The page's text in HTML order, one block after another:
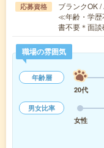
応募資格
ブランクOK
≪年齢・学歴
書不要＊面
職場の雰囲気
年齢層
20代
男女比率
女性